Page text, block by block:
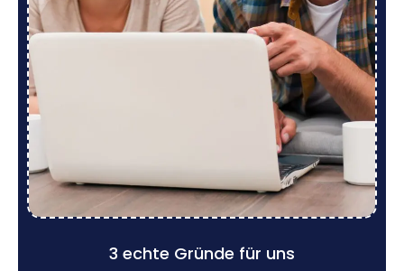
3 echte Gründe für uns